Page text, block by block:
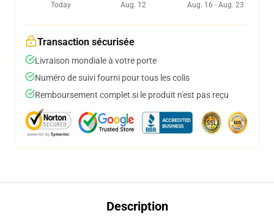
Today
Aug. 12
Aug. 16 - Aug. 23
Transaction sécurisée
Livraison mondiale à votre porte
Numéro de suivi fourni pour tous les colis
Remboursement complet si le produit n'est pas reçu
Description